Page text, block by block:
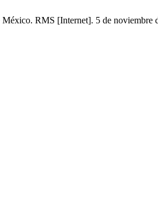
RMS [Internet]. 5 de